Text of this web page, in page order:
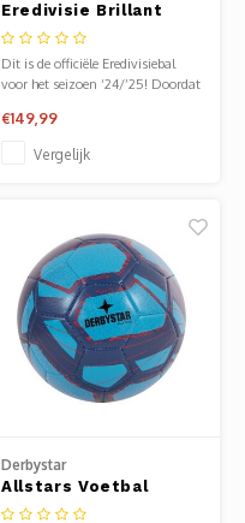
Eredivisie Brillant
APS 24/25
Dit is de officiële Eredivisiebal
voor het seizoen ‘24/’25! Doordat
duurzame kwaliteit van de bal
gegarandeerd.
€149,99
Vergelijk
Derbystar
Allstars Voetbal
Blauw Rood